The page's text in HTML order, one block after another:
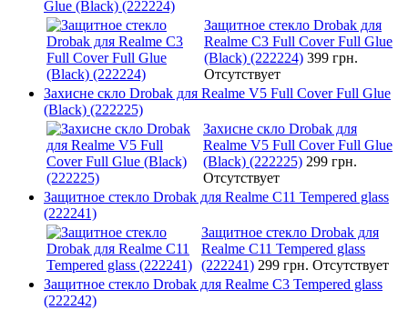
Glue (Black) (222224)
Защитное стекло Drobak для
Realme C3 Full Cover Full Glue
(Black) (222224) 399 грн.
Отсутствует
Захисне скло Drobak для Realme V5 Full Cover Full Glue
(Black) (222225)
Захисне скло Drobak для
Realme V5 Full Cover Full Glue
(Black) (222225) 299 грн.
Отсутствует
Защитное стекло Drobak для Realme C11 Tempered glass
(222241)
Защитное стекло Drobak для
Realme C11 Tempered glass
(222241) 299 грн. Отсутствует
Защитное стекло Drobak для Realme C3 Tempered glass
(222242)